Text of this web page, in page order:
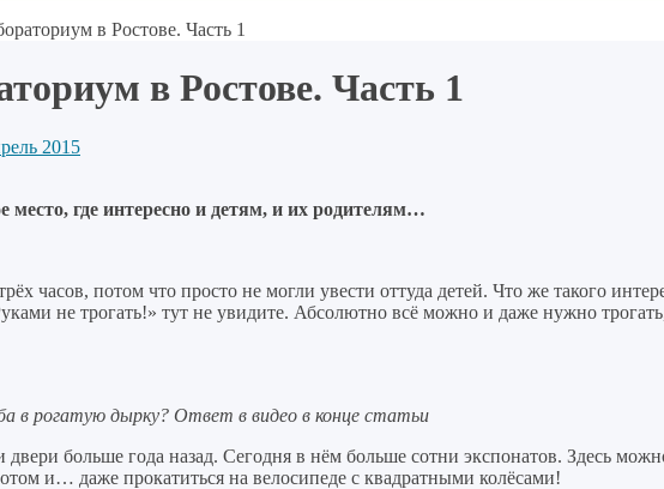
в Ростове. Часть 1
в Ростове. Часть 1
2015
место, где интересно и детям, и их родителям…
часов, потом что просто не могли увести оттуда детей. Что же такого
не трогать!» тут не увидите. Абсолютно всё можно и даже нужно
в рогатую дырку? Ответ в видео в конце статьи
больше года назад. Сегодня в нём больше сотни экспонатов. Здесь
и… даже прокатиться на велосипеде с квадратными колёсами!